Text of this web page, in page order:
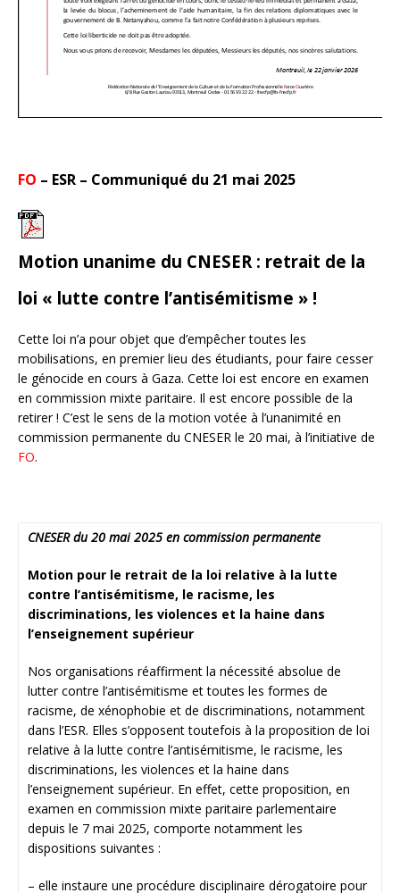
FO – ESR – Communiqué du 21 mai 2025
Motion unanime du CNESER : retrait de la
loi « lutte contre l’antisémitisme » !
Cette loi n’a pour objet que d’empêcher toutes les
mobilisations, en premier lieu des étudiants, pour faire cesser
le génocide en cours à Gaza. Cette loi est encore en examen
en commission mixte paritaire. Il est encore possible de la
retirer ! C’est le sens de la motion votée à l’unanimité en
commission permanente du CNESER le 20 mai, à l’initiative de
FO.
CNESER du 20 mai 2025 en commission permanente
Motion pour le retrait de la loi relative à la lutte
contre l’antisémitisme, le racisme, les
discriminations, les violences et la haine dans
l’enseignement supérieur
Nos organisations réaffirment la nécessité absolue de
lutter contre l’antisémitisme et toutes les formes de
racisme, de xénophobie et de discriminations, notamment
dans l’ESR. Elles s’opposent toutefois à la proposition de loi
relative à la lutte contre l’antisémitisme, le racisme, les
discriminations, les violences et la haine dans
l’enseignement supérieur. En effet, cette proposition, en
examen en commission mixte paritaire parlementaire
depuis le 7 mai 2025, comporte notamment les
dispositions suivantes :
– elle instaure une procédure disciplinaire dérogatoire pour